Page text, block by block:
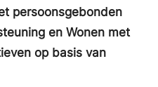
persoonsgebonden
en Wonen met
op basis van